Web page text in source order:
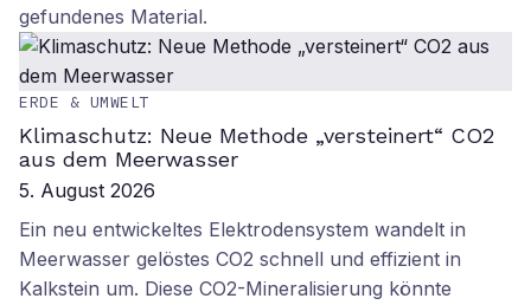
gefundenes Material.
ERDE & UMWELT
Klimaschutz: Neue Methode „versteinert“ CO2
aus dem Meerwasser
5. August 2026
Ein neu entwickeltes Elektrodensystem wandelt in
Meerwasser gelöstes CO2 schnell und effizient in
Kalkstein um. Diese CO2-Mineralisierung könnte